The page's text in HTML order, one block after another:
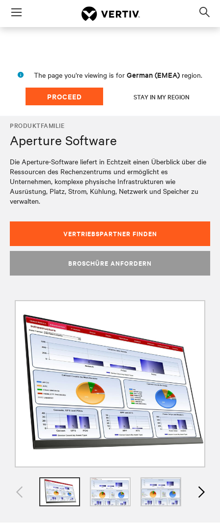
Menu
The page you're viewing is for German (EMEA) region.
PROCEED STAY IN MY REGION
PRODUKTFAMILIE
Aperture Software
Die Aperture-Software liefert in Echtzeit einen Überblick über die
Ressourcen des Rechenzentrums und ermöglicht es
Unternehmen, komplexe physische Infrastrukturen wie
Ausrüstung, Platz, Strom, Kühlung, Netzwerk und Speicher zu
verwalten.
VERTRIEBSPARTNER FINDEN
BROSCHÜRE ANFORDERN